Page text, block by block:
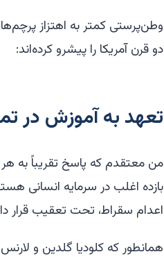
وطن‌پرستی کمتر به اهتزاز
دو قرن آمریکا را پیشرو کرده‌اند:
تعهد به آموزش در
من معتقدم که پاسخ تقریباً به
بازده اغلب در سرمایه انسانی
اعدام سقراط، تحت تعقیب قرار
همانطور که کلودیا گلدین و